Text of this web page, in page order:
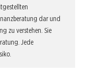
dar und
zu verstehen. Sie
Jede